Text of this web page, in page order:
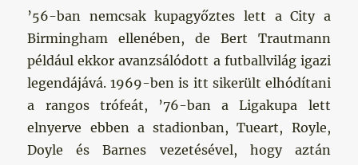
’56-ban nemcsak kupagyőztes lett a City a
Birmingham ellenében, de Bert Trautmann
például ekkor avanzsálódott a futballvilág igazi
legendájává. 1969-ben is itt sikerült elhódítani
a rangos trófeát, ’76-ban a Ligakupa lett
elnyerve ebben a stadionban, Tueart, Royle,
Doyle és Barnes vezetésével, hogy aztán